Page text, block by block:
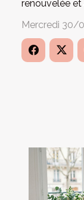
renouvelée
Mercredi 30/